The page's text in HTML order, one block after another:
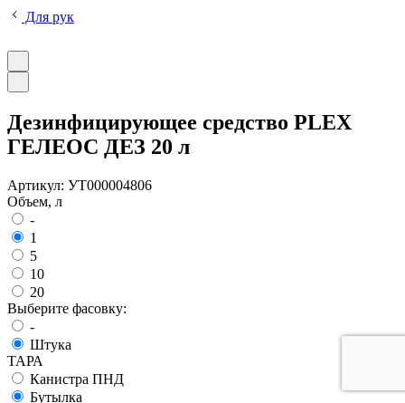
Для рук
Дезинфицирующее средство PLEX
ГЕЛЕОС ДЕЗ 20 л
Артикул: УТ000004806
Объем, л
-
1
5
10
20
Выберите фасовку:
-
Штука
ТАРА
Канистра ПНД
Бутылка